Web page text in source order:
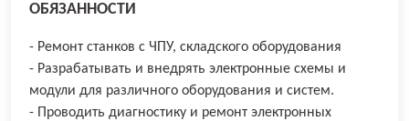
ОБЯЗАННОСТИ
- Ремонт станков с ЧПУ, складского оборудования
- Разрабатывать и внедрять электронные схемы и
модули для различного оборудования и систем.
- Проводить диагностику и ремонт электронных